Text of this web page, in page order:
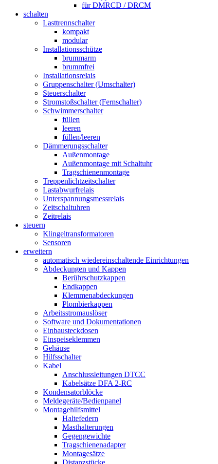
für DMRCD / DRCM
schalten
Lasttrennschalter
kompakt
modular
Installationsschütze
brummarm
brummfrei
Installationsrelais
Gruppenschalter (Umschalter)
Steuerschalter
Stromstoßschalter (Fernschalter)
Schwimmerschalter
füllen
leeren
füllen/leeren
Dämmerungsschalter
Außenmontage
Außenmontage mit Schaltuhr
Tragschienenmontage
Treppenlichtzeitschalter
Lastabwurfrelais
Unterspannungsmessrelais
Zeitschaltuhren
Zeitrelais
steuern
Klingeltransformatoren
Sensoren
erweitern
automatisch wiedereinschaltende Einrichtungen
Abdeckungen und Kappen
Berührschutzkappen
Endkappen
Klemmenabdeckungen
Plombierkappen
Arbeitsstromauslöser
Software und Dokumentationen
Einbausteckdosen
Einspeiseklemmen
Gehäuse
Hilfsschalter
Kabel
Anschlussleitungen DTCC
Kabelsätze DFA 2-RC
Kondensatorblöcke
Meldegeräte/Bedienpanel
Montagehilfsmittel
Haltefedern
Masthalterungen
Gegengewichte
Tragschienenadapter
Montagesätze